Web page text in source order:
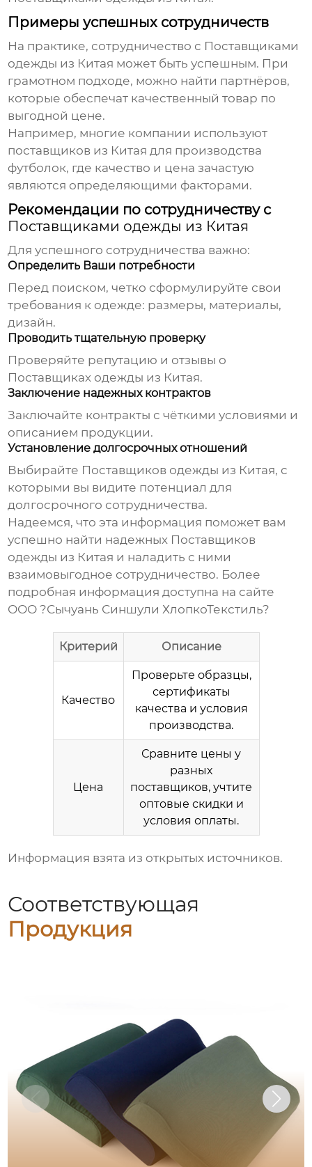
Примеры успешных сотрудничеств
На практике, сотрудничество с Поставщиками
одежды из Китая может быть успешным. При
грамотном подходе, можно найти партнёров,
которые обеспечат качественный товар по
выгодной цене.
Например, многие компании используют
поставщиков из Китая для производства
футболок, где качество и цена зачастую
являются определяющими факторами.
Рекомендации по сотрудничеству с
Поставщиками одежды из Китая
Для успешного сотрудничества важно:
Определить Ваши потребности
Перед поиском, четко сформулируйте свои
требования к одежде: размеры, материалы,
дизайн.
Проводить тщательную проверку
Проверяйте репутацию и отзывы о
Поставщиках одежды из Китая.
Заключение надежных контрактов
Заключайте контракты с чёткими условиями и
описанием продукции.
Установление долгосрочных отношений
Выбирайте Поставщиков одежды из Китая, с
которыми вы видите потенциал для
долгосрочного сотрудничества.
Надеемся, что эта информация поможет вам
успешно найти надежных Поставщиков
одежды из Китая и наладить с ними
взаимовыгодное сотрудничество. Более
подробная информация доступна на сайте
ООО ?Сычуань Синшули ХлопкоТекстиль?
Критерий Описание
Качество
Проверьте образцы,
сертификаты
качества и условия
производства.
Цена
Сравните цены у
разных
поставщиков, учтите
оптовые скидки и
условия оплаты.
Информация взята из открытых источников.
Соответствующая
Продукция